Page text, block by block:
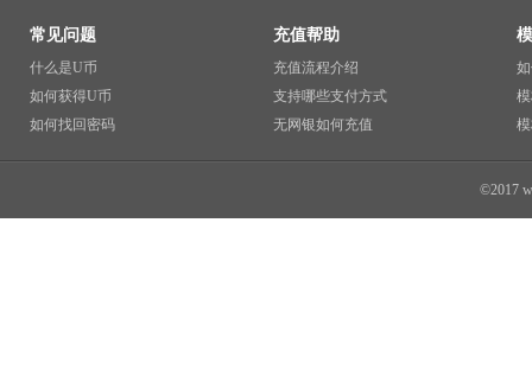
常见问题
什么是U币
如何获得U币
如何找回密码
充值帮助
充值流程介绍
支持哪些支付方式
无网银如何充值
©2017